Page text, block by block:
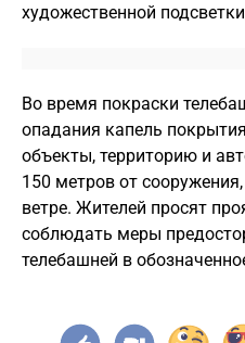
художественной
Во время покраски
опадания капель
объекты, территорию и
150 метров от
ветре. Жителей просят
соблюдать меры
телебашней в